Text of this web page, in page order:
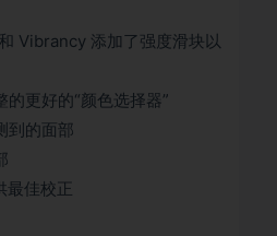
Vibrancy 添加了强度滑块以
更好的“颜色选择器”
到的面部
最佳校正